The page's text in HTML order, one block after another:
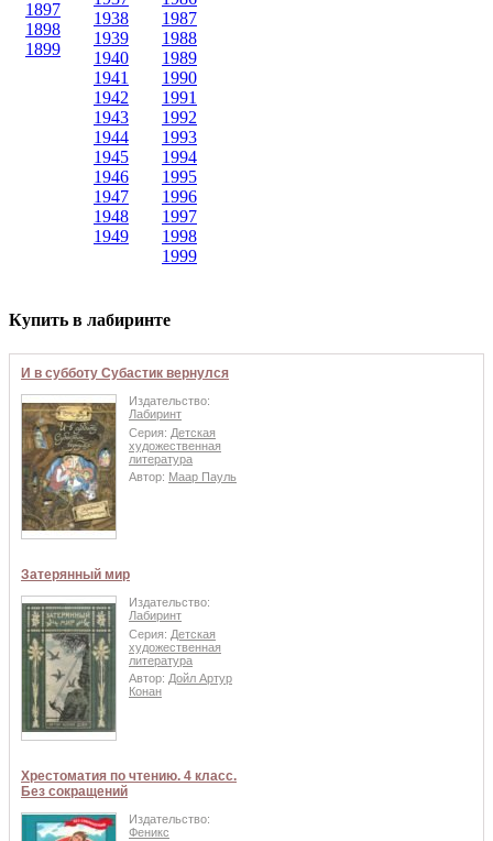
1897
1898
1899
1938
1939
1940
1941
1942
1943
1944
1945
1946
1947
1948
1949
1987
1988
1989
1990
1991
1992
1993
1994
1995
1996
1997
1998
1999
Купить в лабиринте
И в субботу Субастик вернулся
Издательство:
Лабиринт
Серия: Детская
художественная
литература
Автор: Маар Пауль
Затерянный мир
Издательство:
Лабиринт
Серия: Детская
художественная
литература
Автор: Дойл Артур
Конан
Хрестоматия по чтению. 4 класс.
Без сокращений
Издательство:
Феникс